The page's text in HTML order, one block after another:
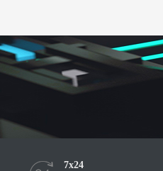
7x24